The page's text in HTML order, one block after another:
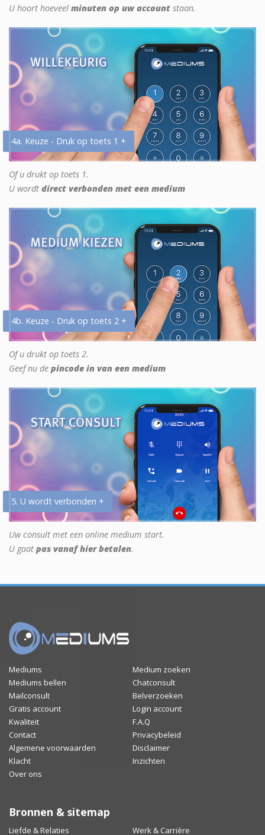
U hoort hoeveel minuten op uw account staan.
4a. Keuze - Druk op toets 1 +
Of u drukt op toets 1.
U wordt direct verbonden met een medium
4b. Keuze - Druk op toets 2 +
Of u drukt op toets 2.
Geef nu de pincode in van een medium
5. U wordt verbonden +
Uw consult met een online medium start.
U gaat pas vanaf hier betalen.
Mediums
Medium zoeken
Mediums bellen
Chatconsult
Mailconsult
Belverzoeken
Gratis account
Login account
Kwaliteit
F.A.Q
Contact
Privacybeleid
Algemene voorwaarden
Disclaimer
Klacht
Inzichten
Over ons
Bronnen & sitemap
Liefde & Relaties Werk & Carrière